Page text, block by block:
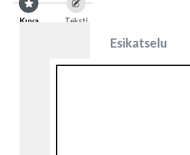
Kuva Teksti
Esikatselu